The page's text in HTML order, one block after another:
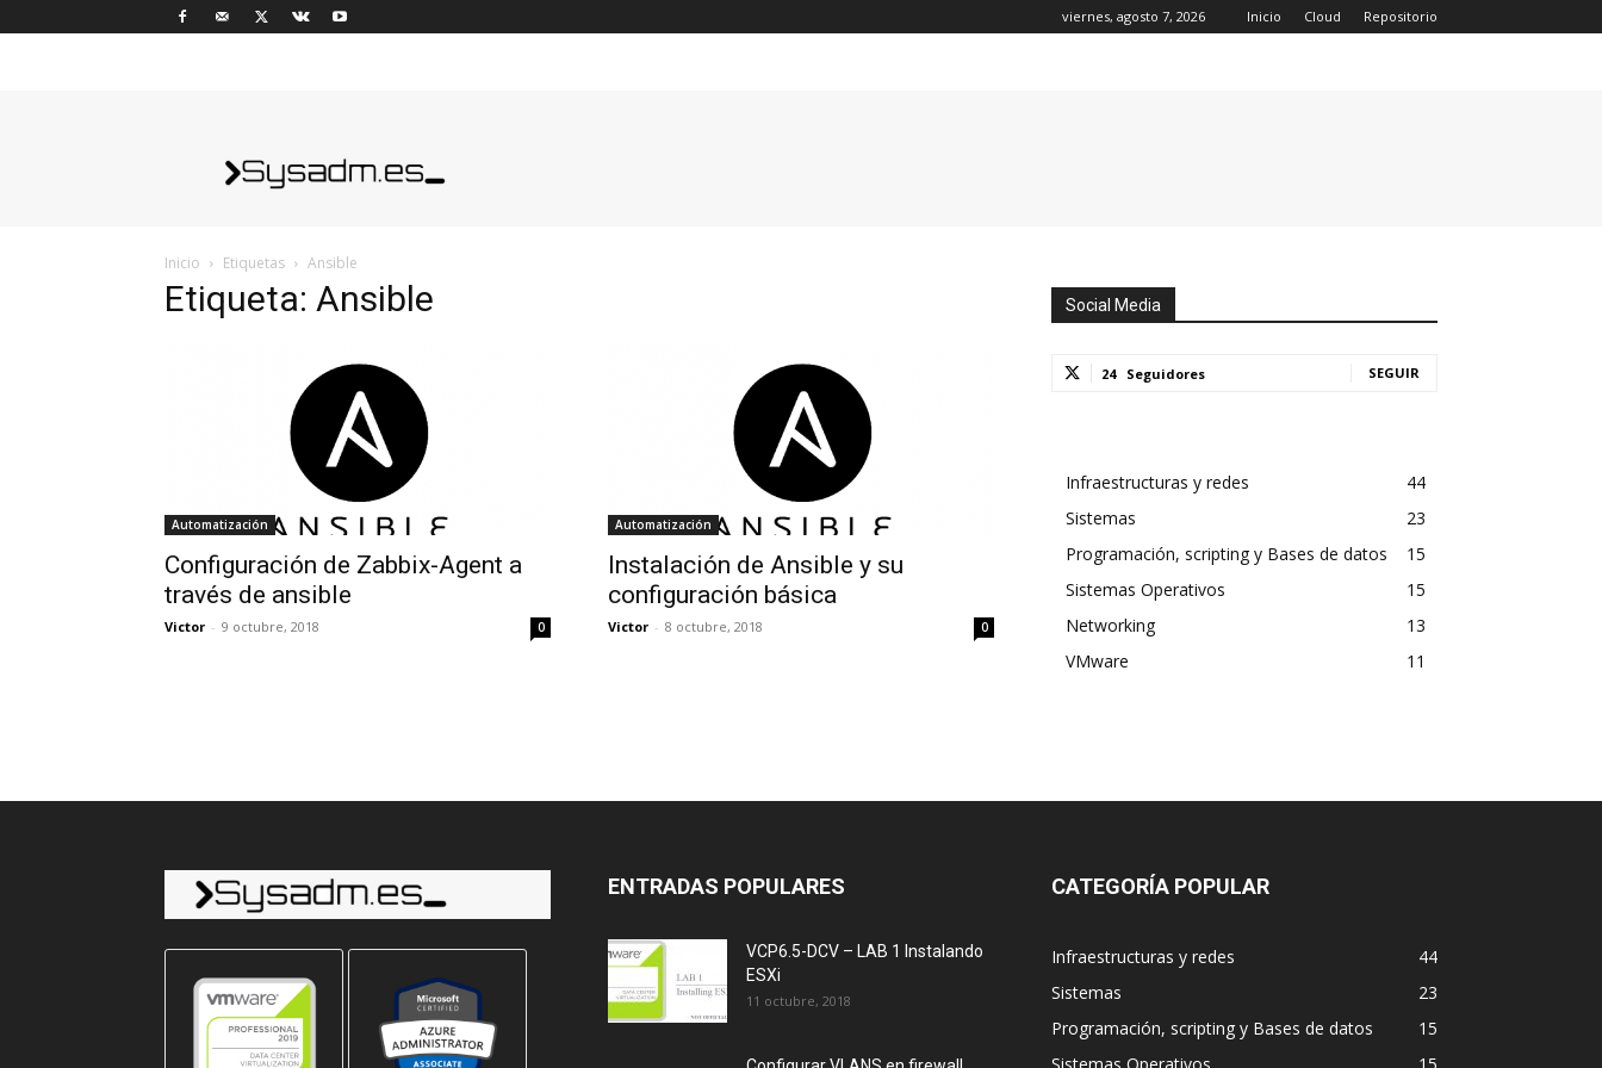
viernes, agosto 7, 2026 Inicio Cloud Repositorio
Inicio Etiquetas Ansible
Etiqueta: Ansible
Automatización
Configuración de Zabbix-Agent a
través de ansible
Victor - 9 octubre, 2018 0
Automatización
Instalación de Ansible y su
configuración básica
Victor - 8 octubre, 2018 0
Social Media
24 Seguidores SEGUIR
Infraestructuras y redes
44
Sistemas
23
Programación, scripting y Bases de datos
15
Sistemas Operativos
15
Networking
13
VMware
11
ENTRADAS POPULARES
VCP6.5-DCV – LAB 1 Instalando
ESXi
11 octubre, 2018
CATEGORÍA POPULAR
Infraestructuras y redes
44
Sistemas
23
Programación, scripting y Bases de datos
15